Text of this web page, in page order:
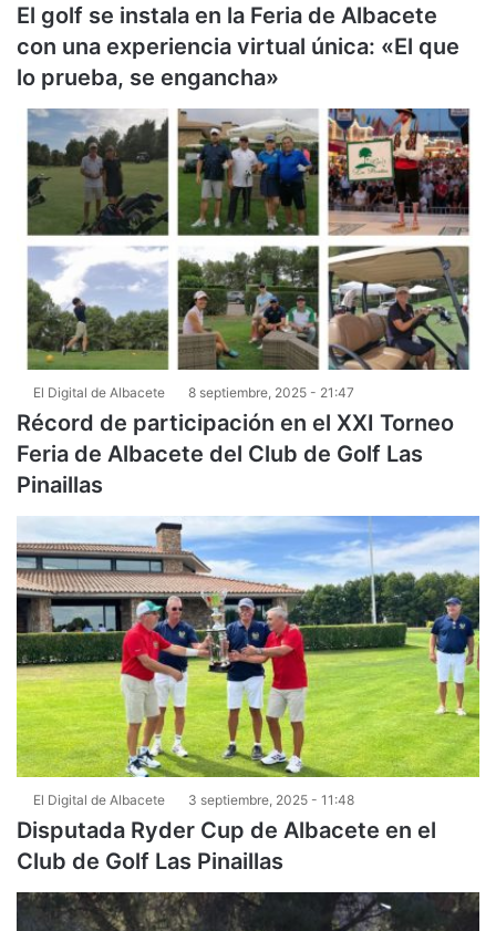
El golf se instala en la Feria de Albacete
con una experiencia virtual única: «El que
lo prueba, se engancha»
El Digital de Albacete 8 septiembre, 2025 - 21:47
Récord de participación en el XXI Torneo
Feria de Albacete del Club de Golf Las
Pinaillas
El Digital de Albacete 3 septiembre, 2025 - 11:48
Disputada Ryder Cup de Albacete en el
Club de Golf Las Pinaillas